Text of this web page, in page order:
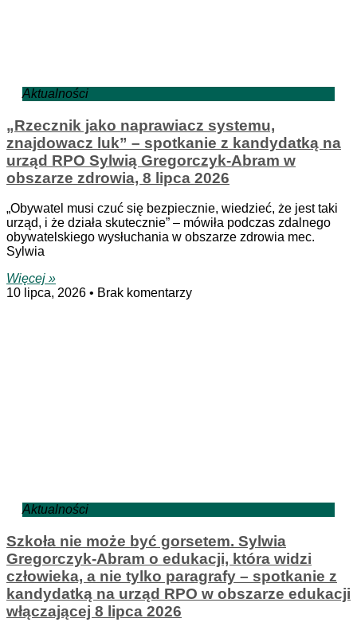
Aktualności
„Rzecznik jako naprawiacz systemu,
znajdowacz luk” – spotkanie z kandydatką na
urząd RPO Sylwią Gregorczyk-Abram w
obszarze zdrowia, 8 lipca 2026
„Obywatel musi czuć się bezpiecznie, wiedzieć, że jest taki
urząd, i że działa skutecznie” – mówiła podczas zdalnego
obywatelskiego wysłuchania w obszarze zdrowia mec.
Sylwia
Więcej »
10 lipca, 2026
Brak komentarzy
Aktualności
Szkoła nie może być gorsetem. Sylwia
Gregorczyk-Abram o edukacji, która widzi
człowieka, a nie tylko paragrafy – spotkanie z
kandydatką na urząd RPO w obszarze edukacji
włączającej 8 lipca 2026